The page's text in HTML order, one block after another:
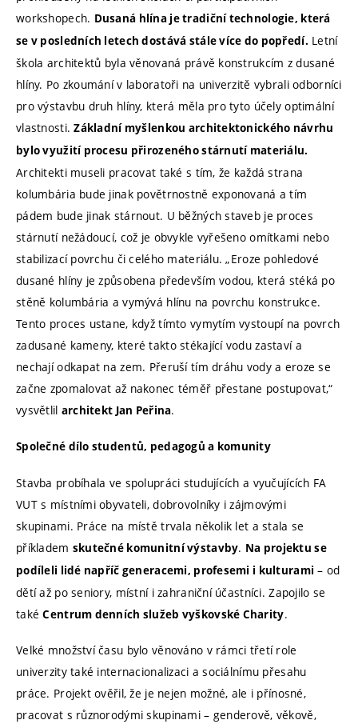
workshopech. Dusaná hlína je tradiční technologie, která
se v posledních letech dostává stále více do popředí. Letní
škola architektů byla věnovaná právě konstrukcím z dusané
hlíny. Po zkoumání v laboratoři na univerzitě vybrali odborníci
pro výstavbu druh hlíny, která měla pro tyto účely optimální
vlastnosti.Základní myšlenkou architektonického návrhu
bylo využití procesu přirozeného stárnutí materiálu.
Architekti museli pracovat také s tím, že každá strana
kolumbária bude jinak povětrnostně exponovaná a tím
pádem bude jinak stárnout. U běžných staveb je proces
stárnutí nežádoucí, což je obvykle vyřešeno omítkami nebo
stabilizací povrchu či celého materiálu. „Eroze pohledové
dusané hlíny je způsobena především vodou, která stéká po
stěně kolumbária a vymývá hlínu na povrchu konstrukce.
Tento proces ustane, když tímto vymytím vystoupí na povrch
zadusané kameny, které takto stékající vodu zastaví a
nechají odkapat na zem. Přeruší tím dráhu vody a eroze se
začne zpomalovat až nakonec téměř přestane postupovat,“
vysvětlil architekt Jan Peřina.
Společné dílo studentů, pedagogů a komunity
Stavba probíhala ve spolupráci studujících a vyučujících FA
VUT s místními obyvateli, dobrovolníky i zájmovými
skupinami. Práce na místě trvala několik let a stala se
příkladem skutečné komunitní výstavby. Na projektu se
podíleli lidé napříč generacemi, profesemi i kulturami – od
dětí až po seniory, místní i zahraniční účastníci. Zapojilo se
takéCentrum denních služeb vyškovské Charity.
Velké množství času bylo věnováno v rámci třetí role
univerzity také internacionalizaci a sociálnímu přesahu
práce. Projekt ověřil, že je nejen možné, ale i přínosné,
pracovat s různorodými skupinami – genderově, věkově,